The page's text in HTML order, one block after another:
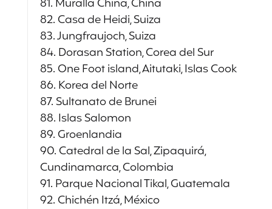
81. Muralla China, China
82. Casa de Heidi, Suiza
83. Jungfraujoch, Suiza
84. Dorasan Station, Corea del Sur
85. One Foot island, Aitutaki, Islas Cook
86. Korea del Norte
87. Sultanato de Brunei
88. Islas Salomon
89. Groenlandia
90. Catedral de la Sal, Zipaquirá,
Cundinamarca, Colombia
91. Parque Nacional Tikal, Guatemala
92. Chichén Itzá, México